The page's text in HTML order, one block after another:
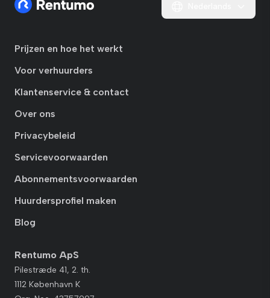
Prijzen en hoe het werkt
Voor verhuurders
Klantenservice & contact
Over ons
Privacybeleid
Servicevoorwaarden
Abonnementsvoorwaarden
Huurdersprofiel maken
Blog
Rentumo ApS
Pilestræde 41, 2. th.
1112 København K